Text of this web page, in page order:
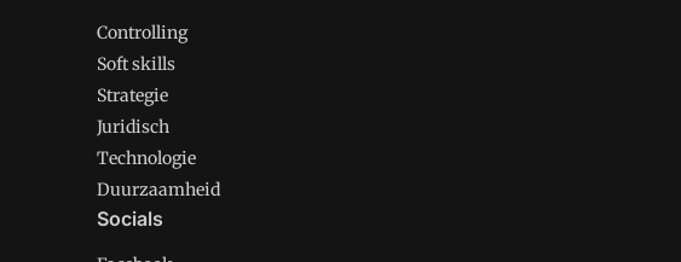
Controlling
Soft skills
Strategie
Juridisch
Technologie
Duurzaamheid
Socials